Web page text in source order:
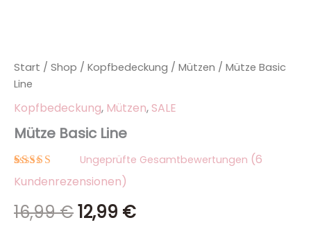
Start / Shop / Kopfbedeckung / Mützen / Mütze Basic
Line
Kopfbedeckung, Mützen, SALE
Mütze Basic Line
Bewertet
mit5.00
basierend
auf
6
Ungeprüfte Gesamtbewertungen (6
Kundenrezensionen)
16,99€12,99 €